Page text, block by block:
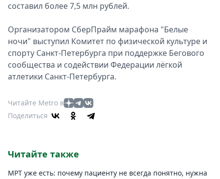
составил более 7,5 млн рублей.
Организатором СберПрайм марафона "Белые
ночи" выступил Комитет по физической культуре и
спорту Санкт-Петербурга при поддержке Бегового
сообщества и содействии Федерации лёгкой
атлетики Санкт-Петербурга.
Читайте Metro в
Поделиться
Читайте также
МРТ уже есть: почему пациенту не всегда понятно, нужна